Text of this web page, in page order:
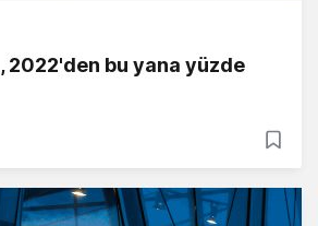
2022'den bu yana yüzde